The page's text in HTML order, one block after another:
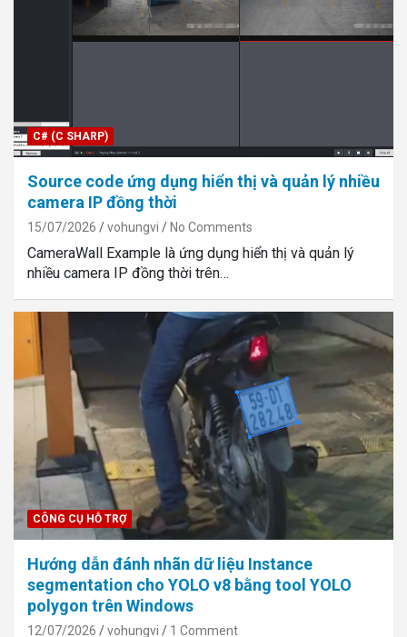
C# (C SHARP)
Source code ứng dụng hiển thị và quản lý nhiều
camera IP đồng thời
15/07/2026 vohungvi No Comments
CameraWall Example là ứng dụng hiển thị và quản lý
nhiều camera IP đồng thời trên…
CÔNG CỤ HỖ TRỢ
Hướng dẫn đánh nhãn dữ liệu Instance
segmentation cho YOLO v8 bằng tool YOLO
polygon trên Windows
12/07/2026 vohungvi 1 Comment